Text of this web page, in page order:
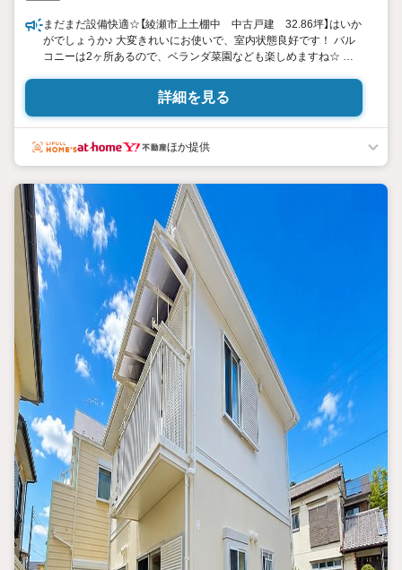
まだまだ設備快適☆【綾瀬市上土棚中 中古戸建 32.86坪】はいか
がでしょうか♪ 大変きれいにお使いで、室内状態良好です！ バル
コニーは2ヶ所あるので、ベランダ菜園なども楽しめますね☆ ＼
収納+廊下収納 ■2F全室6帖以上 詳細はお気軽にお問い合わせくだ
詳細を見る
ほか提供